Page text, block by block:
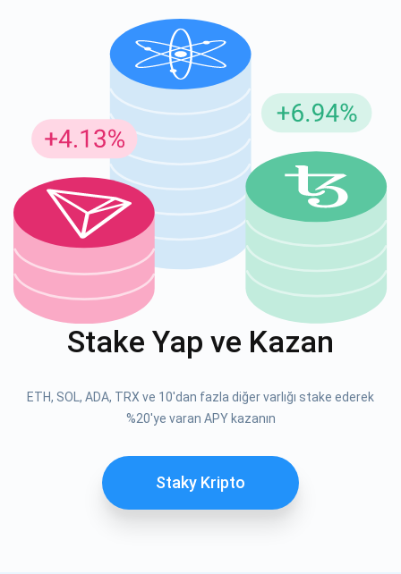
Stake Yap ve Kazan
ETH, SOL, ADA, TRX ve 10'dan fazla diğer varlığı stake ederek
%20'ye varan APY kazanın
Staky Kripto
Atomic
1000.000
ABONE OL
support@atomicwallet.io
YouTube'umuza göz atın
Güncellemeler için Abone Ol
En son proje güncellemelerini ve kripto kılavuzlarını ilk alan
siz olun